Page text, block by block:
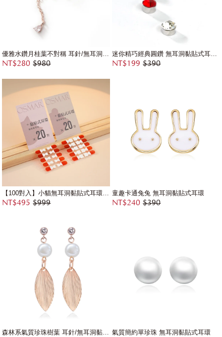
NT$280 $980 NT$199 $390
NT$495 $999
童趣卡通兔兔 無耳洞黏貼式耳環
NT$240 $390
森林系氣質珍珠樹葉 耳針/無耳洞黏貼式耳環 氣質簡約單珍珠 無耳洞黏貼式耳環